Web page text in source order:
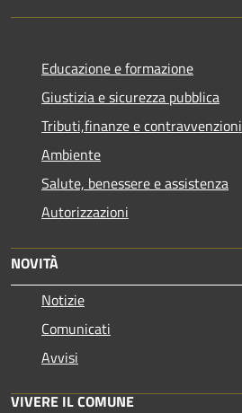
Educazione e formazione
Giustizia e sicurezza pubblica
Tributi,finanze e contravvenzioni
Ambiente
Salute, benessere e assistenza
Autorizzazioni
NOVITÀ
Notizie
Comunicati
Avvisi
VIVERE IL COMUNE